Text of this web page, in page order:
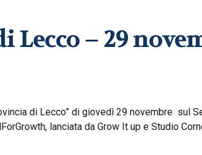
e fiscale
Organizzazione e
personale
Lecco – 29
di Lecco” di giovedì 29 novembre sul
lanciata da Grow It up e Studio